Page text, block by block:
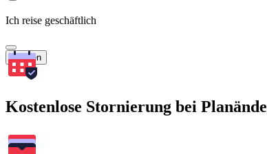
Ich reise geschäftlich
Suchen
Kostenlose Stornierung bei